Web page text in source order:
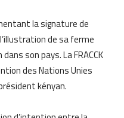
la signature de
l’illustration de sa ferme
son pays. La FRACCK
des Nations Unies
kényan.